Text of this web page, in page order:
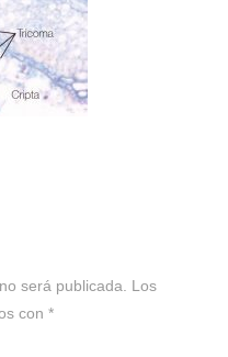
será publicada. Los
con *